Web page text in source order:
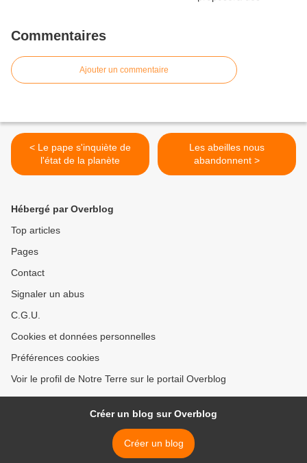
Commentaires
Ajouter un commentaire
< Le pape s'inquiète de
l'état de la planète
Les abeilles nous
abandonnent >
Hébergé par Overblog
Top articles
Pages
Contact
Signaler un abus
C.G.U.
Cookies et données personnelles
Préférences cookies
Voir le profil de Notre Terre sur le portail Overblog
Créer un blog sur Overblog
Créer un blog